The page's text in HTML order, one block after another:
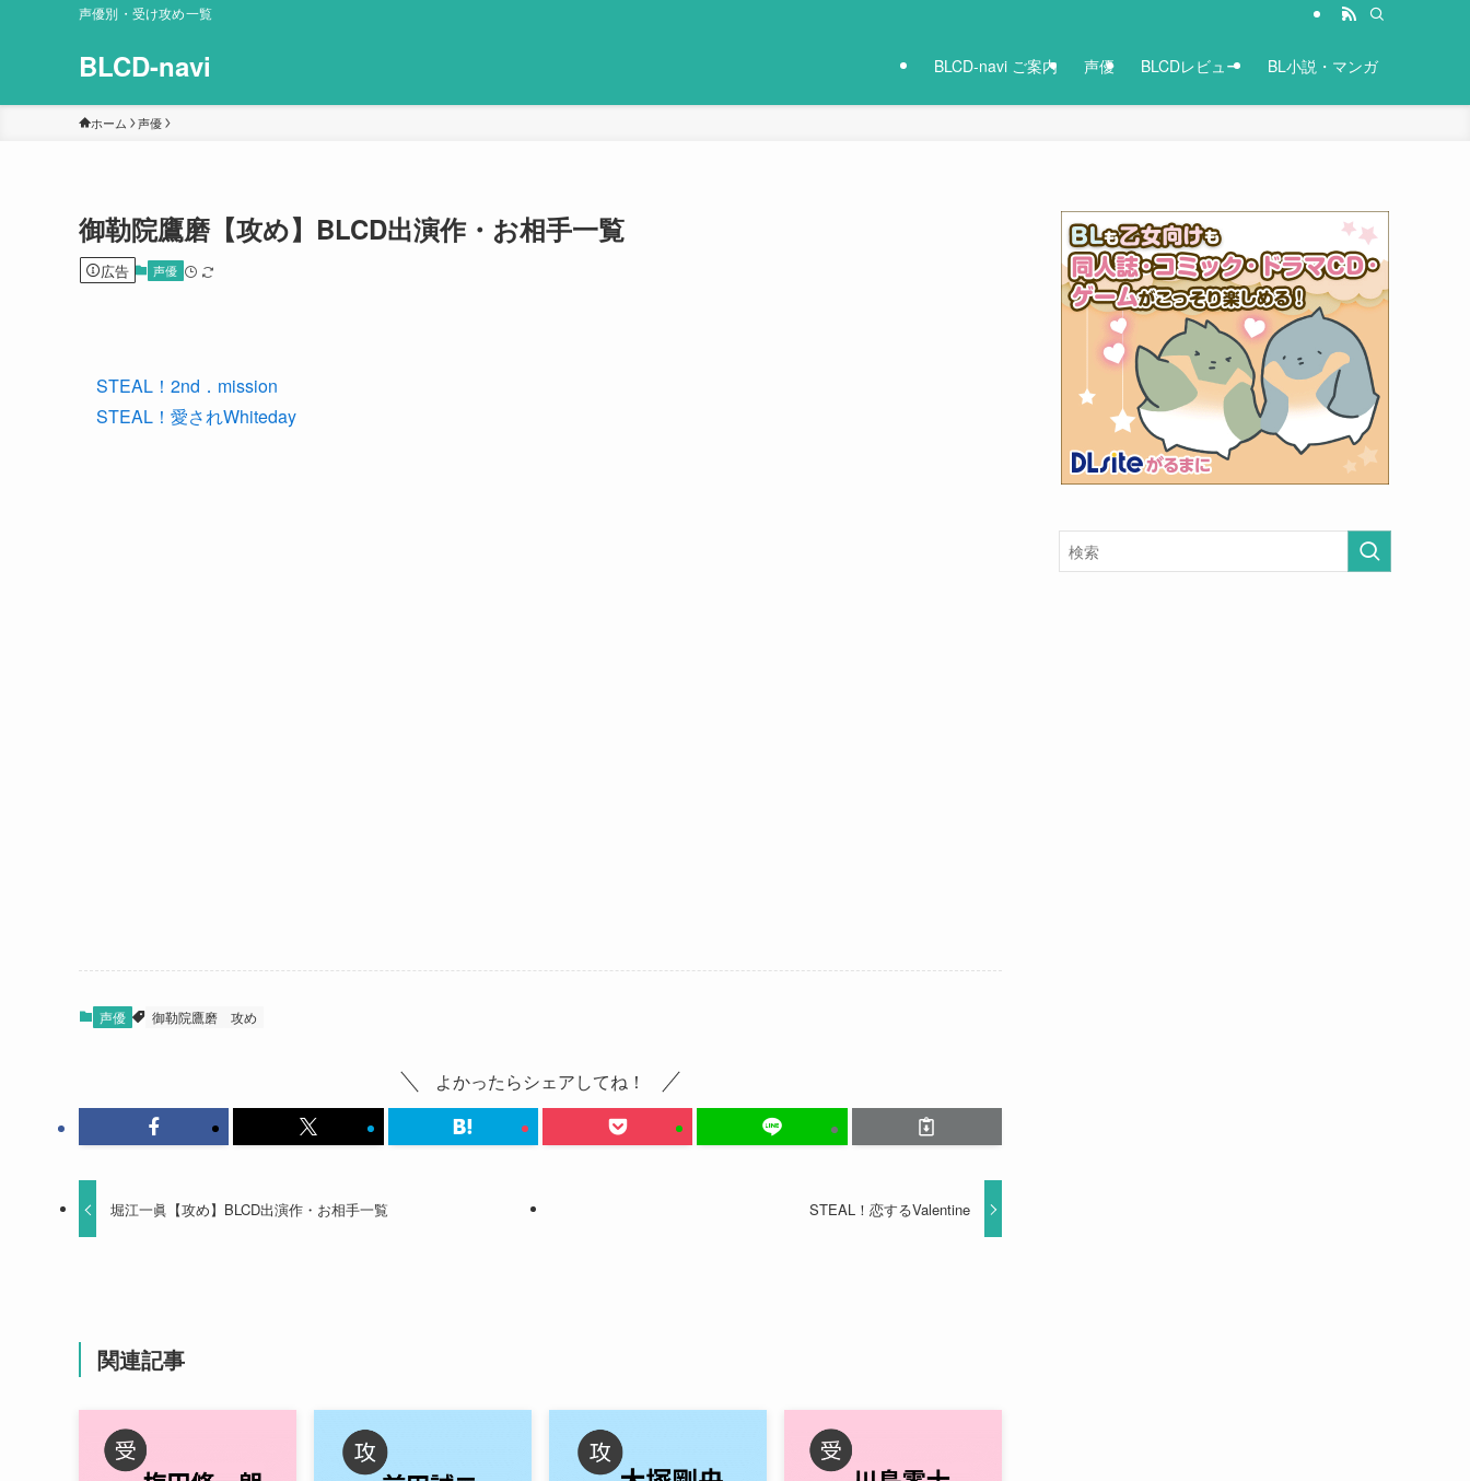
声優別・受け攻め一覧
BLCD-navi BLCD-navi ご案内 声優 BLCDレビュー BL小説・マンガ
ホーム 声優
御勒院鷹磨【攻め】BLCD出演作・お相手一覧
広告 声優
STEAL！2nd．mission
STEAL！愛されWhiteday
声優 御勒院鷹磨 攻め
よかったらシェアしてね！
堀江一眞【攻め】BLCD出演作・お相手一覧 STEAL！恋するValentine
関連記事